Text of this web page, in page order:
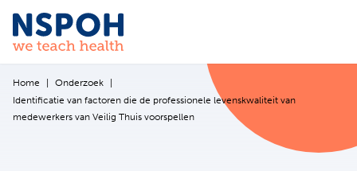
Ga naar de inhoud
Home
Onderzoek
Identificatie van factoren die de professionele levenskwaliteit van
medewerkers van Veilig Thuis voorspellen